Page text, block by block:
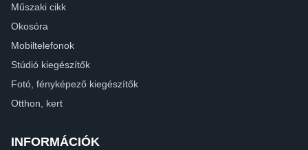
Műszaki cikk
Okosóra
Mobiltelefonok
Stúdió kiegészítők
Fotó, fényképező kiegészítők
Otthon, kert
INFORMÁCIÓK